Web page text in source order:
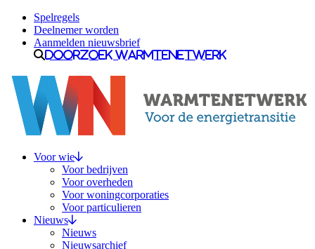
Ga naar inhoud
Spelregels
Deelnemer worden
Aanmelden nieuwsbrief
Doorzoek Warmtenetwerk
Voor wie
Voor bedrijven
Voor overheden
Voor woningcorporaties
Voor particulieren
Nieuws
Nieuws
Nieuwsarchief